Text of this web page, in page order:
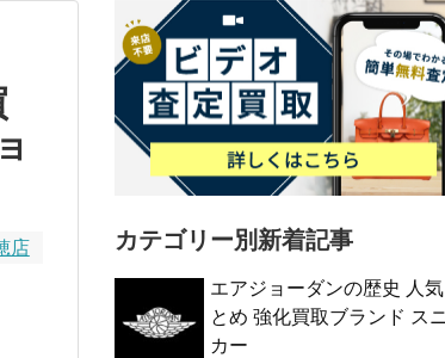
店 カテゴリー別新着記事
エアジョーダンの歴史 人気
とめ 強化買取ブランド ス
カー